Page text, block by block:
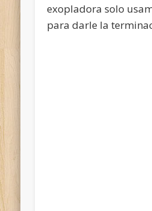
exopladora solo
para darle la